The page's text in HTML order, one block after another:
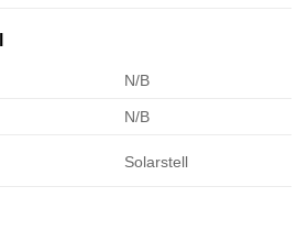
N/B
N/B
Solarstell